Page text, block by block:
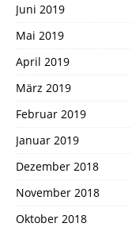
Juni 2019
Mai 2019
April 2019
März 2019
Februar 2019
Januar 2019
Dezember 2018
November 2018
Oktober 2018